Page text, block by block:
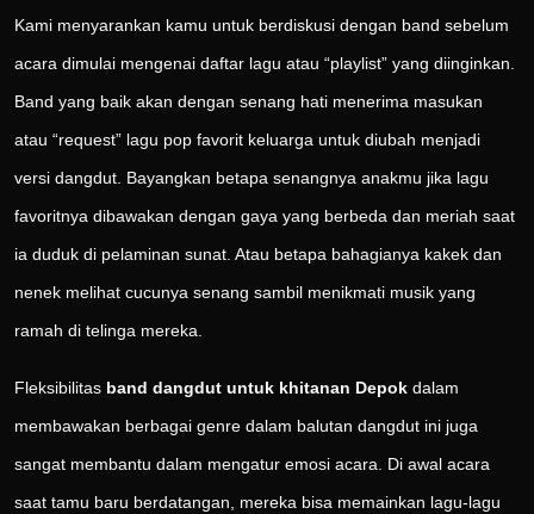
Kami menyarankan kamu untuk berdiskusi dengan band sebelum
acara dimulai mengenai daftar lagu atau “playlist” yang diinginkan.
Band yang baik akan dengan senang hati menerima masukan
atau “request” lagu pop favorit keluarga untuk diubah menjadi
versi dangdut. Bayangkan betapa senangnya anakmu jika lagu
favoritnya dibawakan dengan gaya yang berbeda dan meriah saat
ia duduk di pelaminan sunat. Atau betapa bahagianya kakek dan
nenek melihat cucunya senang sambil menikmati musik yang
ramah di telinga mereka.
Fleksibilitas band dangdut untuk khitanan Depok dalam
membawakan berbagai genre dalam balutan dangdut ini juga
sangat membantu dalam mengatur emosi acara. Di awal acara
saat tamu baru berdatangan, mereka bisa memainkan lagu-lagu